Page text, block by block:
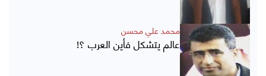
محمد علي محسن
عالم يتشكل فأين العرب ؟!